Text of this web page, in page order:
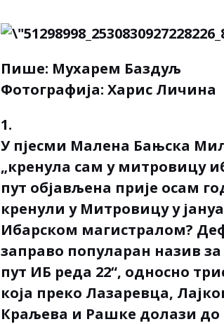
Пише: Мухарем Баздуљ
Фотографија: Харис Личина
1.
У пјесми Малена Бањска
„кренула сам у митровицу
пут објављена прије осам
кренули у Митровицу у
Ибарском магистралом?
заправо популаран назив
пут ИБ реда 22“, односно
која преко Лазаревца,
Краљева и Рашке долази до